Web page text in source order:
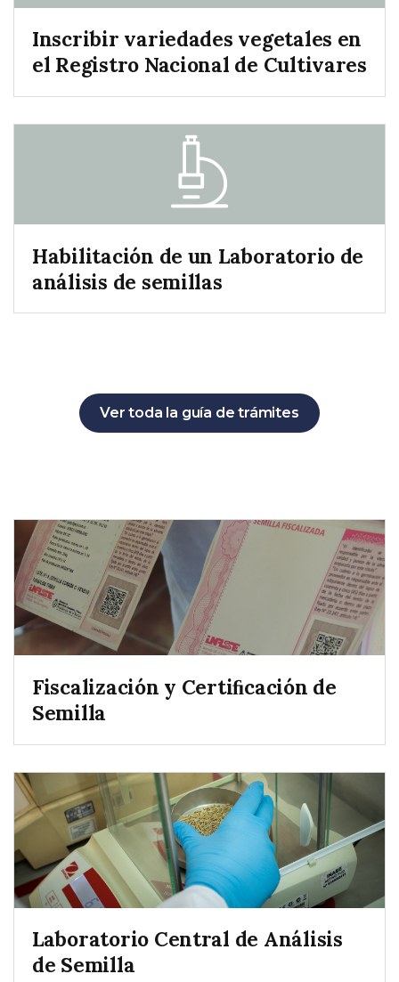
Inscribir variedades vegetales en
el Registro Nacional de Cultivares
Habilitación de un Laboratorio de
análisis de semillas
Ver toda la guía de trámites
Fiscalización y Certiﬁcación de
Semilla
Laboratorio Central de Análisis
de Semilla